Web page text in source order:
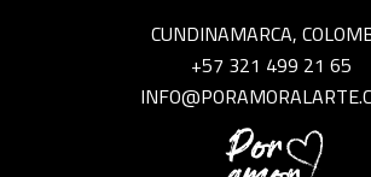
CUNDINAMARCA,
+57 321 499 21 65